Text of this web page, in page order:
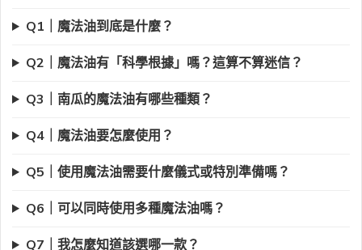
Q1｜魔法油到底是什麼？
Q2｜魔法油有「科學根據」嗎？這算不算迷信？
Q3｜南瓜的魔法油有哪些種類？
Q4｜魔法油要怎麼使用？
Q5｜使用魔法油需要什麼儀式或特別準備嗎？
Q6｜可以同時使用多種魔法油嗎？
Q7｜我怎麼知道該選哪一款？